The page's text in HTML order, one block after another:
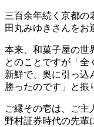
三百余年続く京都の
田丸みゆきさんをお
本来、和菓子屋の世
とのことですが「全
新鮮で、奥に引っ込
勝ったのです」と振
ご縁その壱は、ご主
野村証券時代の先輩